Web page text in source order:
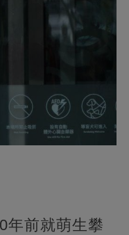
年前就萌生攀